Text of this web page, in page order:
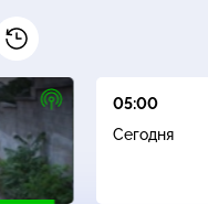
16+
05:00
Сегодня